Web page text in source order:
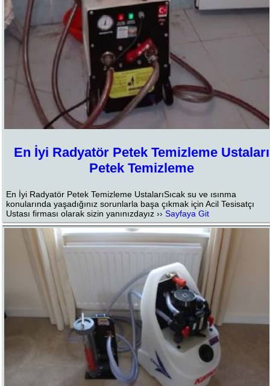
En İyi Radyatör Petek Temizleme Ustaları
Petek Temizleme
En İyi Radyatör Petek Temizleme UstalarıSıcak su ve ısınma
konularında yaşadığınız sorunlarla başa çıkmak için Acil Tesisatçı
Ustası firması olarak sizin yanınızdayız ››Sayfaya Git